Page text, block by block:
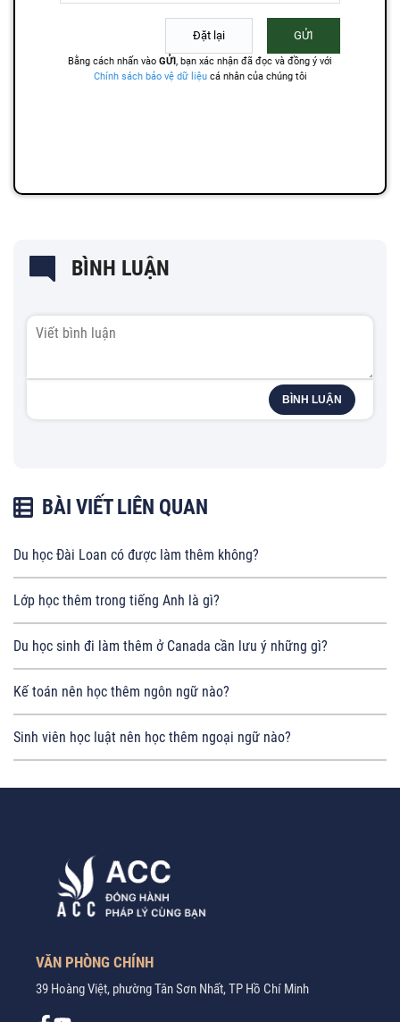
BÌNH LUẬN
BÌNH LUẬN
BÀI VIẾT LIÊN QUAN
Du học Đài Loan có được làm thêm không?
Lớp học thêm trong tiếng Anh là gì?
Du học sinh đi làm thêm ở Canada cần lưu ý những gì?
Kế toán nên học thêm ngôn ngữ nào?
Sinh viên học luật nên học thêm ngoại ngữ nào?
VĂN PHÒNG CHÍNH
39 Hoàng Việt, phường Tân Sơn Nhất, TP Hồ Chí Minh